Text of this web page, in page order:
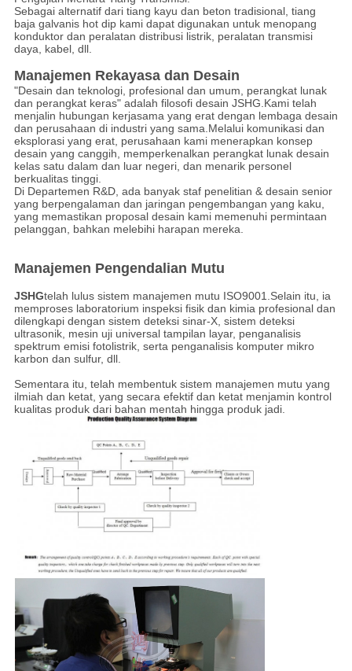
Sebagai alternatif dari tiang kayu dan beton tradisional, tiang
baja galvanis hot dip kami dapat digunakan untuk menopang
konduktor dan peralatan distribusi listrik, peralatan transmisi
daya, kabel, dll.
Manajemen Rekayasa dan Desain
"Desain dan teknologi, profesional dan umum, perangkat lunak
dan perangkat keras" adalah filosofi desain JSHG.Kami telah
menjalin hubungan kerjasama yang erat dengan lembaga desain
dan perusahaan di industri yang sama.Melalui komunikasi dan
eksplorasi yang erat, perusahaan kami menerapkan konsep
desain yang canggih, memperkenalkan perangkat lunak desain
kelas satu dalam dan luar negeri, dan menarik personel
berkualitas tinggi.
Di Departemen R&D, ada banyak staf penelitian & desain senior
yang berpengalaman dan jaringan pengembangan yang kaku,
yang memastikan proposal desain kami memenuhi permintaan
pelanggan, bahkan melebihi harapan mereka.
Manajemen Pengendalian Mutu
JSHGtelah lulus sistem manajemen mutu ISO9001.Selain itu, ia
memproses laboratorium inspeksi fisik dan kimia profesional dan
dilengkapi dengan sistem deteksi sinar-X, sistem deteksi
ultrasonik, mesin uji universal tampilan layar, penganalisis
spektrum emisi fotolistrik, serta penganalisis komputer mikro
karbon dan sulfur, dll.
Sementara itu, telah membentuk sistem manajemen mutu yang
ilmiah dan ketat, yang secara efektif dan ketat menjamin kontrol
kualitas produk dari bahan mentah hingga produk jadi.